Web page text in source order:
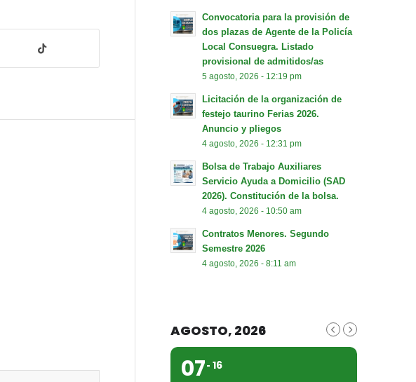
Convocatoria para la provisión de
dos plazas de Agente de la Policía
Local Consuegra. Listado
provisional de admitidos/as
5 agosto, 2026 - 12:19 pm
Licitación de la organización de
festejo taurino Ferias 2026.
Anuncio y pliegos
4 agosto, 2026 - 12:31 pm
Bolsa de Trabajo Auxiliares
Servicio Ayuda a Domicilio (SAD
2026). Constitución de la bolsa.
4 agosto, 2026 - 10:50 am
Contratos Menores. Segundo
Semestre 2026
4 agosto, 2026 - 8:11 am
AGOSTO, 2026
07 16